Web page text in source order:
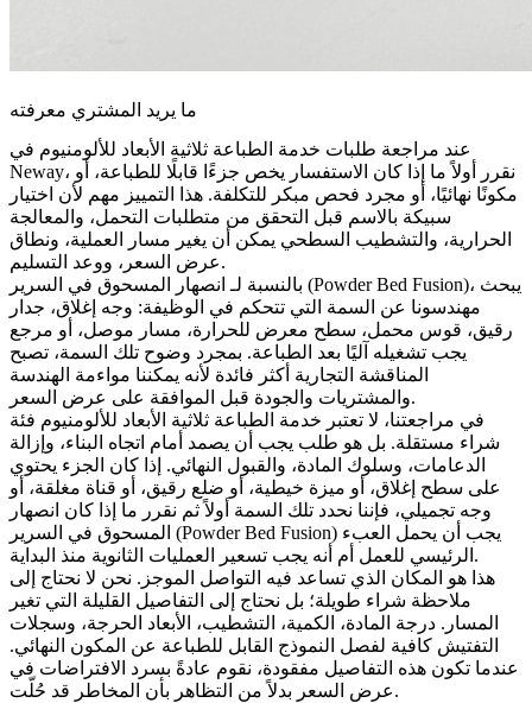
ما يريد المشتري معرفته
عند مراجعة طلبات خدمة الطباعة ثلاثية الأبعاد للألومنيوم في
Neway، نقرر أولاً ما إذا كان الاستفسار يخص جزءًا قابلًا للطباعة، أو
مكونًا نهائيًا، أو مجرد فحص مبكر للتكلفة. هذا التمييز مهم لأن اختيار
سبيكة بالاسم قبل التحقق من متطلبات التحمل، والمعالجة
الحرارية، والتشطيب السطحي يمكن أن يغير مسار العملية، ونطاق
عرض السعر، ووعد التسليم.
بالنسبة لـ انصهار المسحوق في السرير (Powder Bed Fusion)، يبحث
مهندسونا عن السمة التي تتحكم في الوظيفة: وجه إغلاق، جدار
رقيق، قوس محمل، سطح معرض للحرارة، مسار موصل، أو مرجع
يجب تشغيله آليًا بعد الطباعة. بمجرد وضوح تلك السمة، تصبح
المناقشة التجارية أكثر فائدة لأنه يمكننا مواءمة الهندسة
والمشتريات والجودة قبل الموافقة على عرض السعر.
في مراجعتنا، لا تعتبر خدمة الطباعة ثلاثية الأبعاد للألومنيوم فئة
شراء مستقلة. بل هو طلب يجب أن يصمد أمام اتجاه البناء، وإزالة
الدعامات، وسلوك المادة، والقبول النهائي. إذا كان الجزء يحتوي
على سطح إغلاق، أو ميزة خيطية، أو ضلع رقيق، أو قناة مغلقة، أو
وجه تجميلي، فإننا نحدد تلك السمة أولاً ثم نقرر ما إذا كان انصهار
المسحوق في السرير (Powder Bed Fusion)
الرئيسي للعمل أم أنه يجب تسعير العمليات الثانوية منذ البداية.
هذا هو المكان الذي تساعد فيه التواصل الموجز. نحن لا نحتاج إلى
ملاحظة شراء طويلة؛ بل نحتاج إلى التفاصيل القليلة التي تغير
المسار. درجة المادة، الكمية، التشطيب، الأبعاد الحرجة، وسجلات
التفتيش كافية لفصل النموذج القابل للطباعة عن المكون النهائي.
عندما تكون هذه التفاصيل مفقودة، نقوم عادةً بسرد الافتراضات في
عرض السعر بدلاً من التظاهر بأن المخاطر قد حُلّت.